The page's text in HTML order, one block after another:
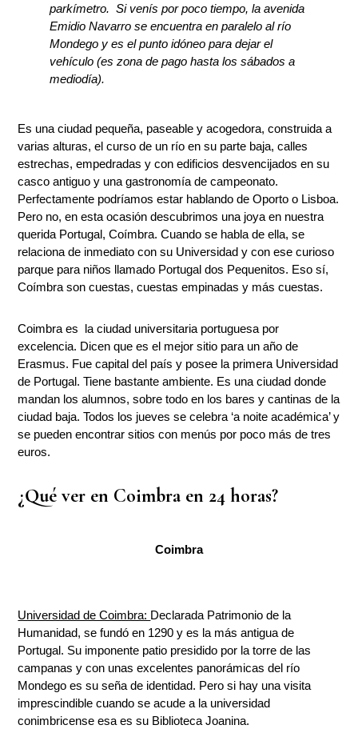
parkímetro. Si venís por poco tiempo, la avenida
Emidio Navarro se encuentra en paralelo al río
Mondego y es el punto idóneo para dejar el
vehículo (es zona de pago hasta los sábados a
mediodía).
Es una ciudad pequeña, paseable y acogedora, construida a
varias alturas, el curso de un río en su parte baja, calles
estrechas, empedradas y con edificios desvencijados en su
casco antiguo y una gastronomía de campeonato.
Perfectamente podríamos estar hablando de Oporto o Lisboa.
Pero no, en esta ocasión descubrimos una joya en nuestra
querida Portugal, Coímbra. Cuando se habla de ella, se
relaciona de inmediato con su Universidad y con ese curioso
parque para niños llamado Portugal dos Pequenitos. Eso sí,
Coímbra son cuestas, cuestas empinadas y más cuestas.
Coimbra es la ciudad universitaria portuguesa por
excelencia. Dicen que es el mejor sitio para un año de
Erasmus. Fue capital del país y posee la primera Universidad
de Portugal. Tiene bastante ambiente. Es una ciudad donde
mandan los alumnos, sobre todo en los bares y cantinas de la
ciudad baja. Todos los jueves se celebra ‘a noite académica’ y
se pueden encontrar sitios con menús por poco más de tres
euros.
¿Qué ver en Coimbra en 24 horas?
Coimbra
Universidad de Coimbra: Declarada Patrimonio de la
Humanidad, se fundó en 1290 y es la más antigua de
Portugal. Su imponente patio presidido por la torre de las
campanas y con unas excelentes panorámicas del río
Mondego es su seña de identidad. Pero si hay una visita
imprescindible cuando se acude a la universidad
conimbricense esa es su Biblioteca Joanina.